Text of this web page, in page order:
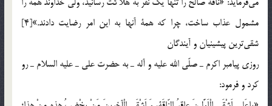
مشمول عذاب ساخت، چرا كه همة آنها به اين امر رضايت دادند.»[4]
شقي‎ترين پيشينيان و آيندگان
روزي پيامبر اكرم ـ صلّي الله عليه و آله ـ به حضرت علي ـ عليه السلام ـ رو
كرد و فرمود: